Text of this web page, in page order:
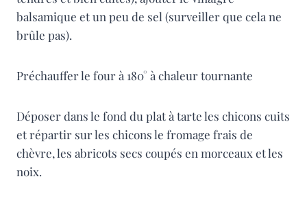
balsamique et un peu de sel (surveiller que cela ne
brûle pas).
Préchauffer le four à 180° à chaleur tournante
Déposer dans le fond du plat à tarte les chicons cuits
et répartir sur les chicons le fromage frais de
chèvre, les abricots secs coupés en morceaux et les
noix.